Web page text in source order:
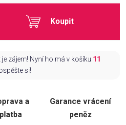
Koupit
zájem! Nyní ho má v košíku 11
si!
a
platba
Garance vrácení
peněz